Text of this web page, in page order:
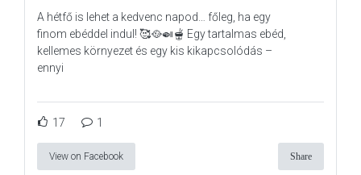
A hétfő is lehet a kedvenc napod… főleg, ha egy
finom ebéddel indul! 🥰🥘🍛🫕 Egy tartalmas ebéd,
kellemes környezet és egy kis kikapcsolódás –
ennyi
17 1
View on Facebook Share